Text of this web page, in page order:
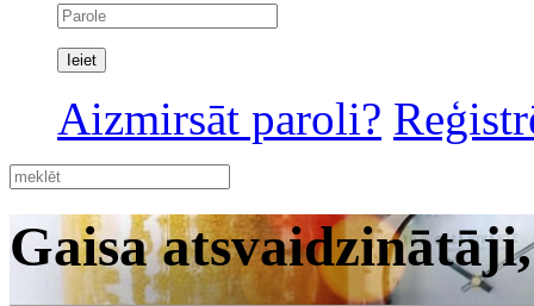
Aizmirsāt paroli?
Gaisa atsvaidzinātāji,